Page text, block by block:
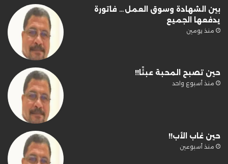
بين الشهادة وسوق العمل… فاتورة
يدفعها الجميع
منذ يومين
حين تصبح المحبة عبئًا!!
منذ أسبوع واحد
حين غاب الأب!!
منذ أسبوعين